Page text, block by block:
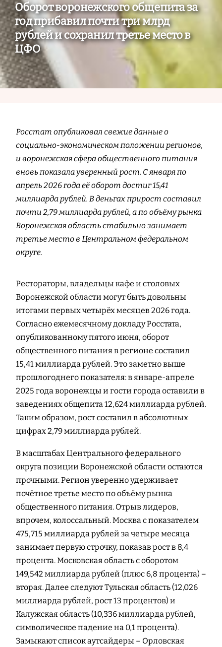
Оборот воронежского общепита за
год прибавил почти три млрд
рублей и сохранил третье место в
ЦФО
Росстат опубликовал свежие данные о
социально-экономическом положении регионов,
и воронежская сфера общественного питания
вновь показала уверенный рост. С января по
апрель 2026 года её оборот достиг 15,41
миллиарда рублей. В деньгах прирост составил
почти 2,79 миллиарда рублей, а по объёму рынка
Воронежская область стабильно занимает
третье место в Центральном федеральном
округе.
Рестораторы, владельцы кафе и столовых
Воронежской области могут быть довольны
итогами первых четырёх месяцев 2026 года.
Согласно ежемесячному докладу Росстата,
опубликованному пятого июня, оборот
общественного питания в регионе составил
15,41 миллиарда рублей. Это заметно выше
прошлогоднего показателя: в январе-апреле
2025 года воронежцы и гости города оставили в
заведениях общепита 12,624 миллиарда рублей.
Таким образом, рост составил в абсолютных
цифрах 2,79 миллиарда рублей.
В масштабах Центрального федерального
округа позиции Воронежской области остаются
прочными. Регион уверенно удерживает
почётное третье место по объёму рынка
общественного питания. Отрыв лидеров,
впрочем, колоссальный. Москва с показателем
475,715 миллиарда рублей за четыре месяца
занимает первую строчку, показав рост в 8,4
процента. Московская область с оборотом
149,542 миллиарда рублей (плюс 6,8 процента) –
вторая. Далее следуют Тульская область (12,026
миллиарда рублей, рост 13 процентов) и
Калужская область (10,336 миллиарда рублей,
символическое падение на 0,1 процента).
Замыкают список аутсайдеры – Орловская